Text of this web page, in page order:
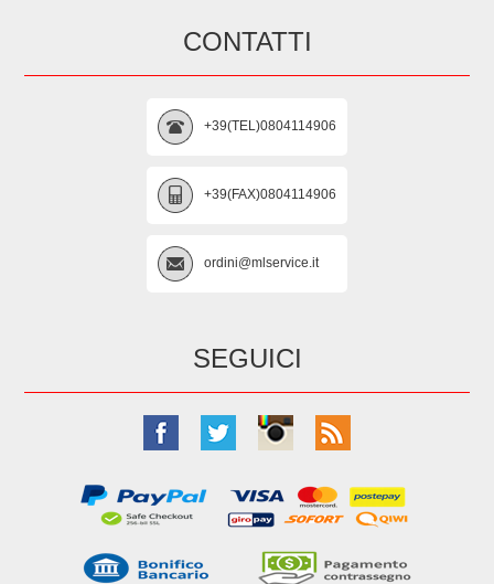
CONTATTI
+39(TEL)0804114906
+39(FAX)0804114906
ordini@mlservice.it
SEGUICI